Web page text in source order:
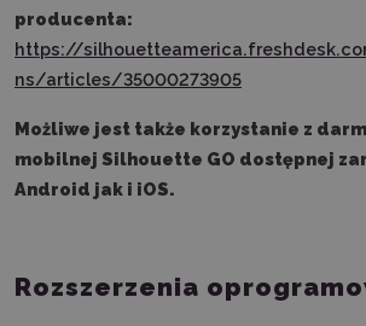
producenta:
https://
ns/articles/35000273905
Możliwe jest także korzystanie z
mobilnej Silhouette GO dostępnej
Android jak i iOS.
Rozszerzenia